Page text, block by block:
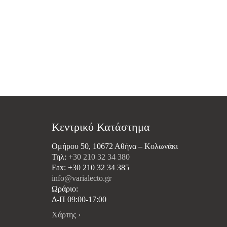
price
Κεντρικό Κατάστημα
Ομήρου 50, 10672 Αθήνα – Κολωνάκι
Τηλ: +30 210 32 34 380
Fax: +30 210 32 34 385
info@varialecto.gr
Ωράριο:
Δ-Π 09:00-17:00
Χάρτης ›